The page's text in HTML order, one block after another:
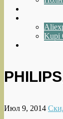
Kupi
Июл 9, 2014